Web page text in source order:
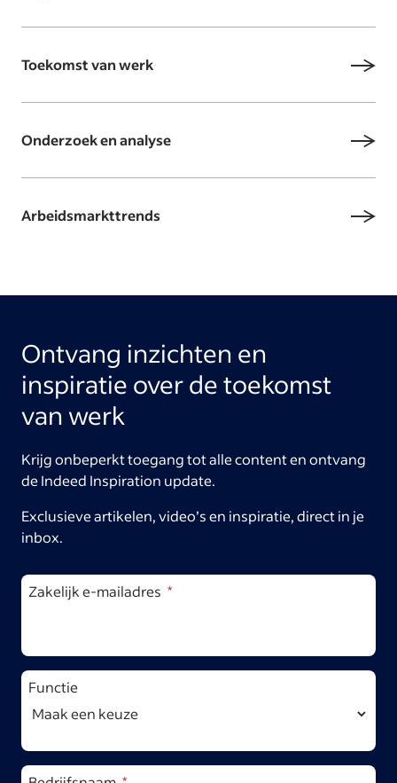
Toekomst van werk
Onderzoek en analyse
Arbeidsmarkttrends
Ontvang inzichten en
inspiratie over de toekomst
van werk
Krijg onbeperkt toegang tot alle content en ontvang
de Indeed Inspiration update.
Exclusieve artikelen, video’s en inspiratie, direct in je
inbox.
Zakelijk e-mailadres
Functie